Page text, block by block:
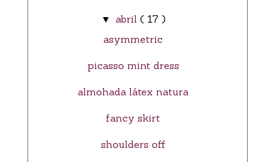
▼ abril ( 17 )
asymmetric
picasso mint dress
almohada látex natura
fancy skirt
shoulders off